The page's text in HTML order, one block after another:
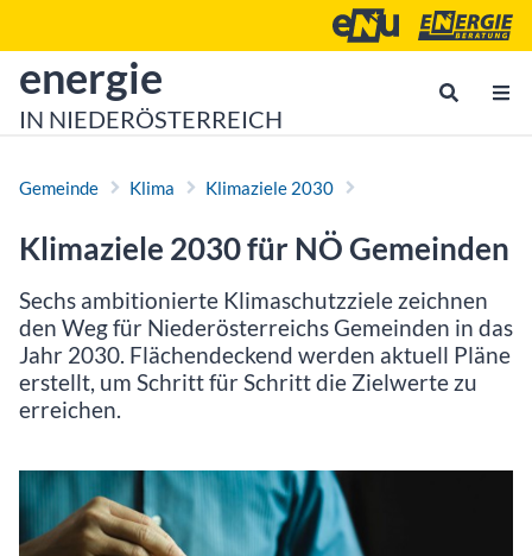
Energie- und
zur Startseite von
energie
IN NIEDERÖSTERREICH
Gemeinde Klima Klimaziele 2030
Klimaziele 2030 für NÖ Gemeinden
Sechs ambitionierte Klimaschutzziele zeichnen
den Weg für Niederösterreichs Gemeinden in das
Jahr 2030. Flächendeckend werden aktuell Pläne
erstellt, um Schritt für Schritt die Zielwerte zu
erreichen.